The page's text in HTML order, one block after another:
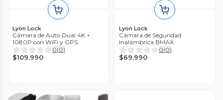
Lyon Lock
Cámara de Auto Dual 4K +
1080P con WiFi y GPS
0(0)
$109.990
Lyon Lock
Cámara de Seguridad
Inalámbrica BMAX
0(0)
$69.990